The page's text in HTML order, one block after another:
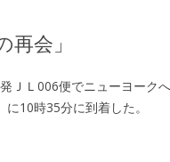
10回 「約束」
11回 「脅し」 第28回
会」
ＪＬ006便でニューヨークへ
10時35分に到着した。